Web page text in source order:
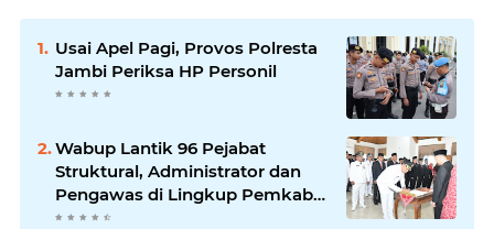
Usai Apel Pagi, Provos Polresta
Jambi Periksa HP Personil
Wabup Lantik 96 Pejabat
Struktural, Administrator dan
Pengawas di Lingkup Pemkab
Tanjabtim